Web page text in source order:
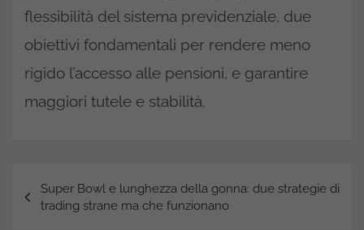
flessibilità del sistema previdenziale, due
obiettivi fondamentali per rendere meno
rigido l’accesso alle pensioni, e garantire
maggiori tutele e stabilità.
articoli
Super Bowl e lunghezza della gonna: due strategie di
trading strane ma che funzionano